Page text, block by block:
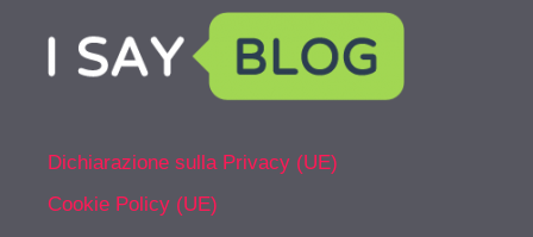
Dichiarazione sulla Privacy (UE)
Cookie Policy (UE)